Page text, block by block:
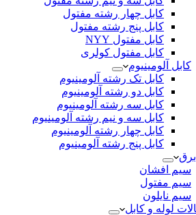
کابل چهار رشته مفتول
کابل پنج رشته مفتول
کابل مفتول NYY
کابل مفتول کولری
کابل آلومینیوم
کابل تک رشته آلومینیوم
کابل دو رشته آلومینیوم
کابل سه رشته آلومینیوم
کابل سه و نیم رشته آلومینیوم
کابل چهار رشته آلومینیوم
کابل پنج رشته آلومینیوم
سیم افشان
سیم مفتول
سیم نایلون
لوله و کابل